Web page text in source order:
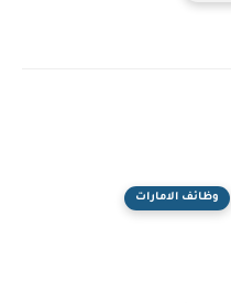
وظائف الامارات